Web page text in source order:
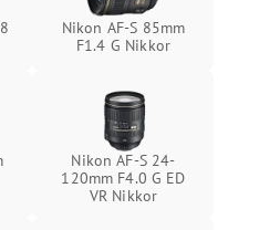
Nikon AF-S 85mm
F1.4 G Nikkor
Nikon AF-S 24-
120mm F4.0 G ED
VR Nikkor